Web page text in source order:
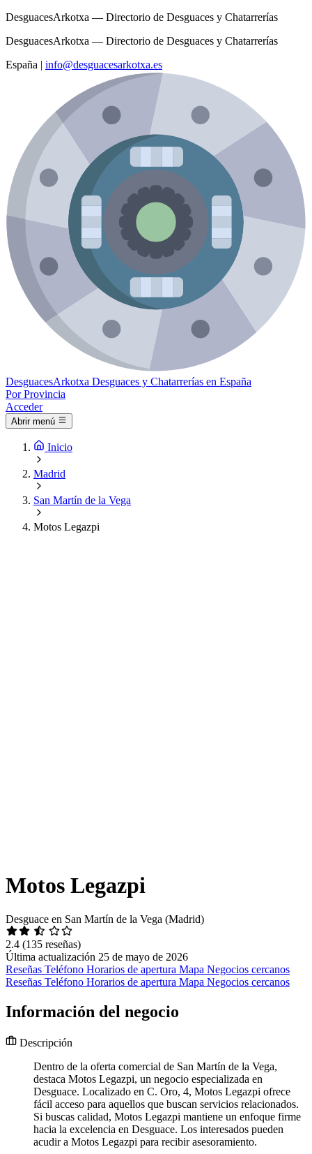
DesguacesArkotxa — Directorio de Desguaces y Chatarrerías
DesguacesArkotxa — Directorio de Desguaces y Chatarrerías
España | info@desguacesarkotxa.es
DesguacesArkotxa Desguaces y Chatarrerías en España
Por Provincia
Acceder
Abrir menú
Inicio
Madrid
San Martín de la Vega
Motos Legazpi
Motos Legazpi
Desguace en San Martín de la Vega (Madrid)
2.4 (135 reseñas)
Última actualización 25 de mayo de 2026
Reseñas Teléfono Horarios de apertura Mapa Negocios cercanos
Reseñas Teléfono Horarios de apertura Mapa Negocios cercanos
Información del negocio
Descripción
Dentro de la oferta comercial de San Martín de la Vega,
destaca Motos Legazpi, un negocio especializada en
Desguace. Localizado en C. Oro, 4, Motos Legazpi ofrece
fácil acceso para aquellos que buscan servicios relacionados.
Si buscas calidad, Motos Legazpi mantiene un enfoque firme
hacia la excelencia en Desguace. Los interesados pueden
acudir a Motos Legazpi para recibir asesoramiento.